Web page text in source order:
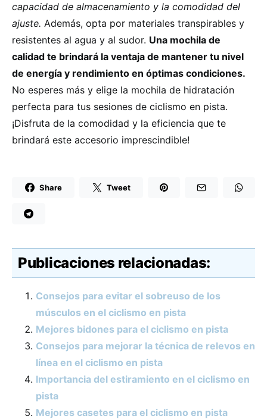
capacidad de almacenamiento y la comodidad del
ajuste. Además, opta por materiales transpirables y
resistentes al agua y al sudor. Una mochila de
calidad te brindará la ventaja de mantener tu nivel
de energía y rendimiento en óptimas condiciones.
No esperes más y elige la mochila de hidratación
perfecta para tus sesiones de ciclismo en pista.
¡Disfruta de la comodidad y la eficiencia que te
brindará este accesorio imprescindible!
Share Tweet
Publicaciones relacionadas:
Consejos para evitar el sobreuso de los
músculos en el ciclismo en pista
Mejores bidones para el ciclismo en pista
Consejos para mejorar la técnica de relevos en
línea en el ciclismo en pista
Importancia del estiramiento en el ciclismo en
pista
Mejores casetes para el ciclismo en pista